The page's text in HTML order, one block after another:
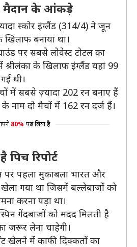
मैदान के आंकड़े
स्कोर इंग्लैंड (314/4) ने जून
बनाया था।
पर सबसे लोवेस्ट टोटल का
श्रीलंका के खिलाफ इंग्लैंड यहां 99
थी।
में सबसे ज़्यादा 202 रन बनाए हैं
के नाम दो मैचों में 162 रन दर्ज हैं।
80% पढ़ लिया है
रिपोर्ट
पर पहला मुकाबला भारत और
गया था जिसमें बल्लेबाजों को
करना पड़ा था।
गेंदबाजों को मदद मिलती है
जरूर लेना चाहेगी।
खेलने में काफी दिक्कतों का